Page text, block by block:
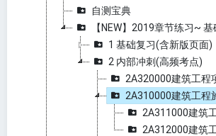
自测宝典
【NEW】2019章节练习~ 基
1 基础复习(含新版页面)
2 内部冲刺(高频考点)
2A320000建筑工程
2A310000建筑工程
2A311000建筑
2A312000建筑